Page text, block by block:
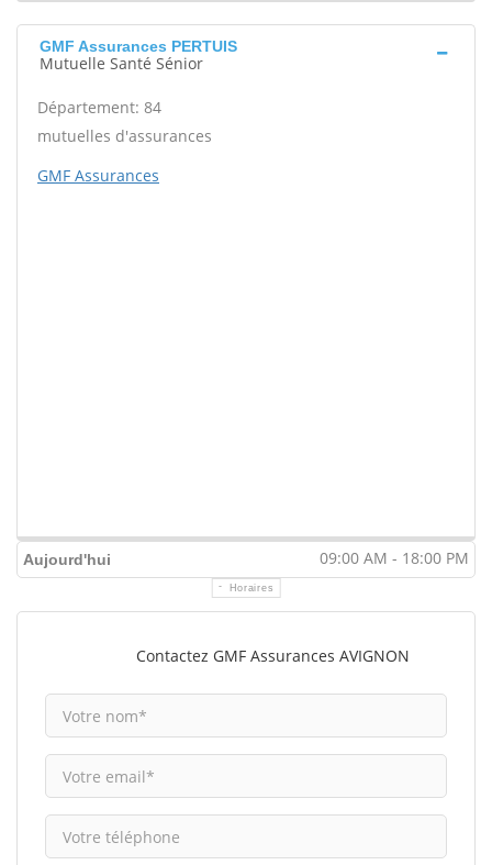
GMF Assurances PERTUIS
Mutuelle Santé Sénior
Département: 84
mutuelles d'assurances
GMF Assurances
Aujourd'hui 09:00 AM - 18:00 PM
Horaires
Contactez GMF Assurances AVIGNON